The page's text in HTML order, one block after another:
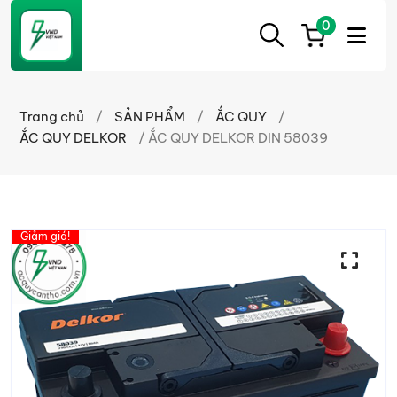
ẮC
CẦN
THƠ
Ắc
Cần
giá
tốt
0
Trang chủ / SẢN PHẨM / ẮC QUY
/
ẮC QUY DELKOR
/ ẮC QUY DELKOR DIN 58039
Giảm giá!